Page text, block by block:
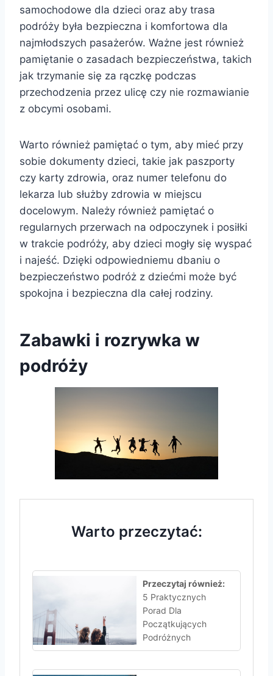
samochodowe dla dzieci oraz aby trasa
podróży była bezpieczna i komfortowa dla
najmłodszych pasażerów. Ważne jest również
pamiętanie o zasadach bezpieczeństwa, takich
jak trzymanie się za rączkę podczas
przechodzenia przez ulicę czy nie rozmawianie
z obcymi osobami.
Warto również pamiętać o tym, aby mieć przy
sobie dokumenty dzieci, takie jak paszporty
czy karty zdrowia, oraz numer telefonu do
lekarza lub służby zdrowia w miejscu
docelowym. Należy również pamiętać o
regularnych przerwach na odpoczynek i posiłki
w trakcie podróży, aby dzieci mogły się wyspać
i najeść. Dzięki odpowiedniemu dbaniu o
bezpieczeństwo podróż z dziećmi może być
spokojna i bezpieczna dla całej rodziny.
Zabawki i rozrywka w
podróży
Warto przeczytać:
Przeczytaj również:
5 Praktycznych
Porad Dla
Początkujących
Podróżnych